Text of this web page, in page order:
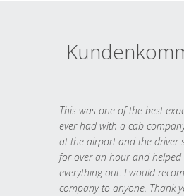
This was one of the best
ever had with a cab
at the airport and the driver
for over an hour and helped
everything out. I would
company to anyone. Thank